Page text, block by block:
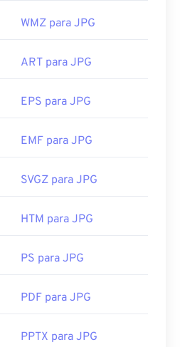
WMZ para JPG
ART para JPG
EPS para JPG
EMF para JPG
SVGZ para JPG
HTM para JPG
PS para JPG
PDF para JPG
PPTX para JPG